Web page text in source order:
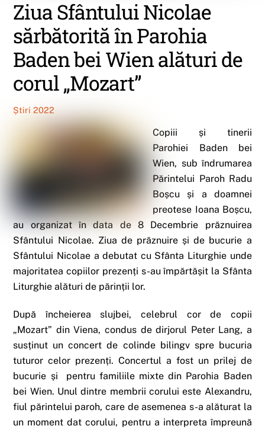
Ziua Sfântului Nicolae
sărbătorită în Parohia
Baden bei Wien alături de
corul „Mozart”
Știri 2022
Copiii și tinerii
Parohiei Baden bei
Wien, sub îndrumarea
Părintelui Paroh Radu
Boșcu și a doamnei
preotese Ioana Boșcu,
au organizat în data de 8 Decembrie prăznuirea
Sfântului Nicolae. Ziua de prăznuire și de bucurie a
Sfântului Nicolae a debutat cu Sfânta Liturghie unde
majoritatea copiilor prezenți s-au împărtășit la Sfânta
Liturghie alături de părinții lor.
După încheierea slujbei, celebrul cor de copii
„Mozart” din Viena, condus de dirjorul Peter Lang, a
susținut un concert de colinde bilingv spre bucuria
tuturor celor prezenți. Concertul a fost un prilej de
bucurie și pentru familiile mixte din Parohia Baden
bei Wien. Unul dintre membrii corului este Alexandru,
fiul părintelui paroh, care de asemenea s-a alăturat la
un moment dat corului, pentru a interpreta împreună